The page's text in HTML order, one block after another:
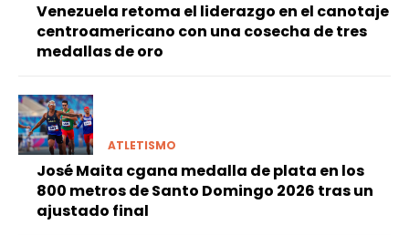
Venezuela retoma el liderazgo en el canotaje
centroamericano con una cosecha de tres
medallas de oro
ATLETISMO
José Maita cgana medalla de plata en los
800 metros de Santo Domingo 2026 tras un
ajustado final